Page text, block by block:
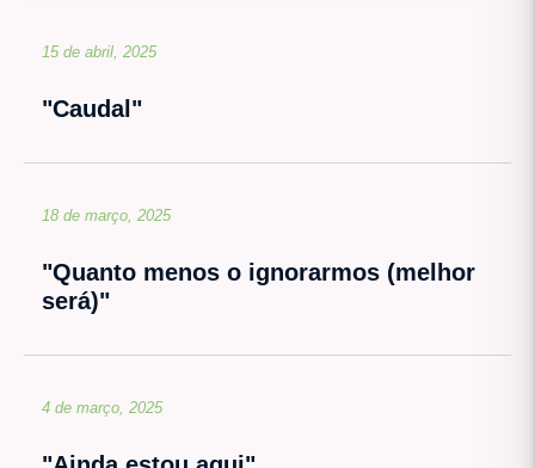
15 de abril, 2025
"Caudal"
18 de março, 2025
"Quanto menos o ignorarmos (melhor
será)"
4 de março, 2025